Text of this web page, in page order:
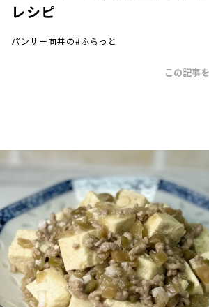
イベント・グッズ
会社情報
レシピ
パンサー向井の#ふらっと
この記事